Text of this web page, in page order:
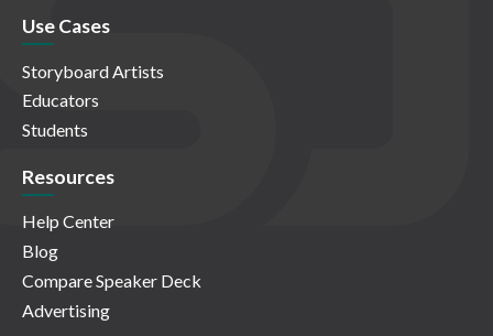
Use Cases
Storyboard Artists
Educators
Students
Resources
Help Center
Blog
Compare Speaker Deck
Advertising